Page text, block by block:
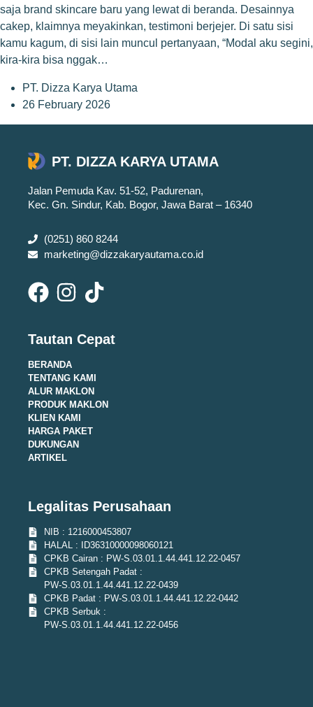
saja brand skincare baru yang lewat di beranda. Desainnya
cakep, klaimnya meyakinkan, testimoni berjejer. Di satu sisi
kamu kagum, di sisi lain muncul pertanyaan, “Modal aku segini,
kira-kira bisa nggak…
PT. Dizza Karya Utama
26 February 2026
PT. DIZZA KARYA UTAMA
Jalan Pemuda Kav. 51-52, Padurenan,
Kec. Gn. Sindur, Kab. Bogor, Jawa Barat – 16340
(0251) 860 8244
marketing@dizzakaryautama.co.id
Tautan Cepat
BERANDA
TENTANG KAMI
ALUR MAKLON
PRODUK MAKLON
KLIEN KAMI
HARGA PAKET
DUKUNGAN
ARTIKEL
Legalitas Perusahaan
NIB : 1216000453807
HALAL : ID36310000098060121
CPKB Cairan : PW-S.03.01.1.44.441.12.22-0457
CPKB Setengah Padat :
PW-S.03.01.1.44.441.12.22-0439
CPKB Padat : PW-S.03.01.1.44.441.12.22-0442
CPKB Serbuk :
PW-S.03.01.1.44.441.12.22-0456